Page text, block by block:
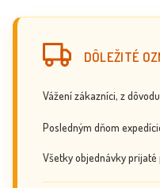
DÔLEŽITÉ
Vážení zákazníci, z
Posledným dňom
Všetky objednávky prijaté